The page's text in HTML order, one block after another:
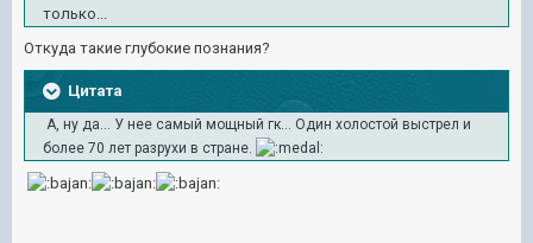
только...
Откуда такие глубокие познания?
Цитата
А, ну да... У нее самый мощный гк... Один холостой выстрел и
более 70 лет разрухи в стране.